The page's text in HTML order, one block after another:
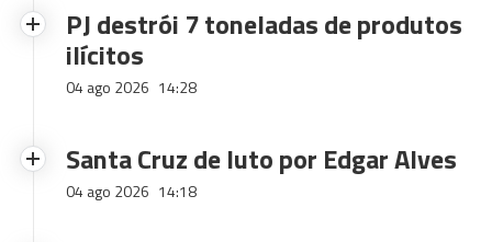
PJ destrói 7 toneladas de produtos
ilícitos
04 ago 2026 14:28
Santa Cruz de luto por Edgar Alves
04 ago 2026 14:18